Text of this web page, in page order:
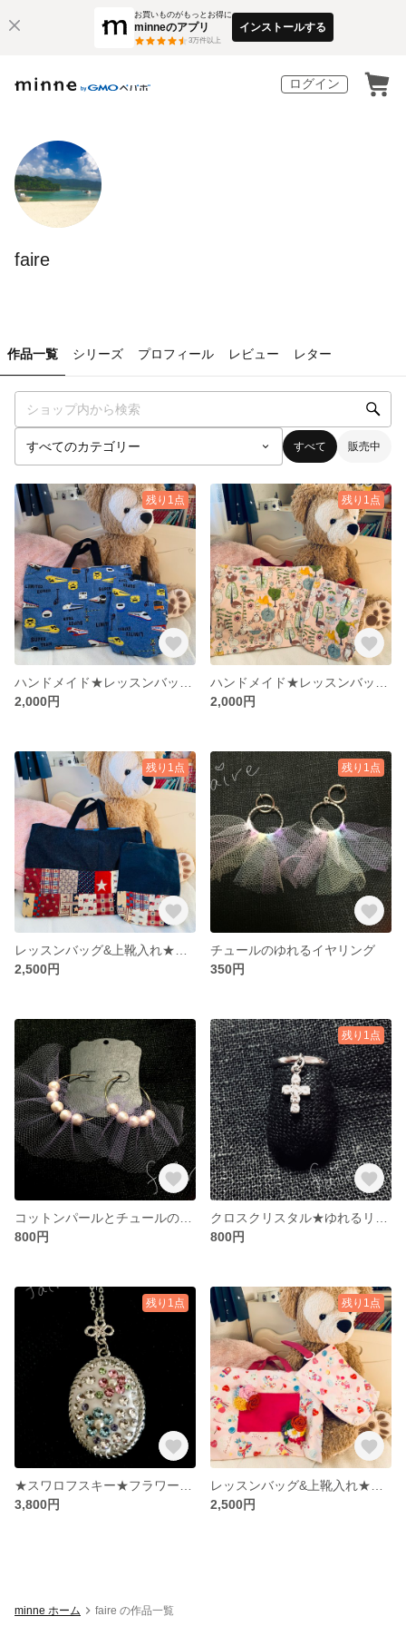
お買いものがもっとお得に
minneのアプリ
3万件以上
インストールする
ログイン
faire
作品一覧 シリーズ プロフィール レビュー レター
すべて 販売中
残り1点
2,000円
残り1点
2,000円
残り1点
2,500円
残り1点
チュールのゆれるイヤリング
350円
800円
残り1点
800円
残り1点
3,800円
残り1点
2,500円
minne ホーム faire の作品一覧